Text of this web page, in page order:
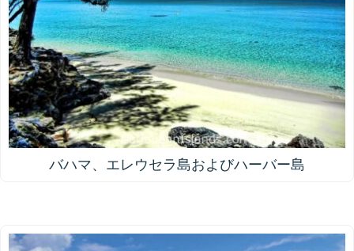
バハマ、エレウセラ島およびハーバー島